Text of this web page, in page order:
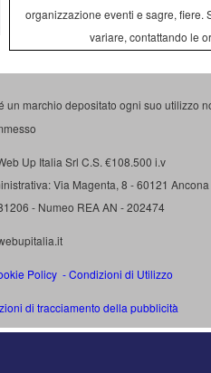
organizzazione eventi e sagre, fiere.
variare, contattando le
un marchio depositato ogni suo utilizzo
Up Italia Srl C.S. €108.500 i.v
Via Magenta, 8 - 60121 Ancona
- Numeo REA AN - 202474
Policy -Condizioni di Utilizzo
di tracciamento della pubblicità